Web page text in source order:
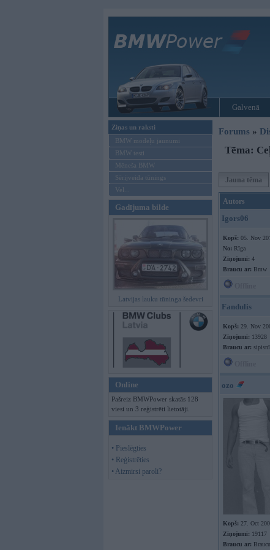
Galvenā
Ziņas un raksti
BMW modeļu jaunumi
BMW testi
Mēneša BMW
Sērijveida tūnings
Vel...
Gadījuma bilde
Latvijas lauku tūninga šedevri
Online
Pašreiz BMWPower skatās 128
viesi un 3 reģistrēti lietotāji.
Ienākt BMWPower
• Pieslēgties
• Reģistrēties
• Aizmirsi paroli?
Forums »
Tēma:
Jauna tēma
Autors
Igors06
Kopš: 05. Nov
No: Rīga
Ziņojumi: 4
Braucu ar: Bmw
Fandulis
Kopš: 29. Nov
Ziņojumi: 13928
Braucu ar:
ozo
Kopš: 27. Oct
Ziņojumi: 19117
Braucu ar: